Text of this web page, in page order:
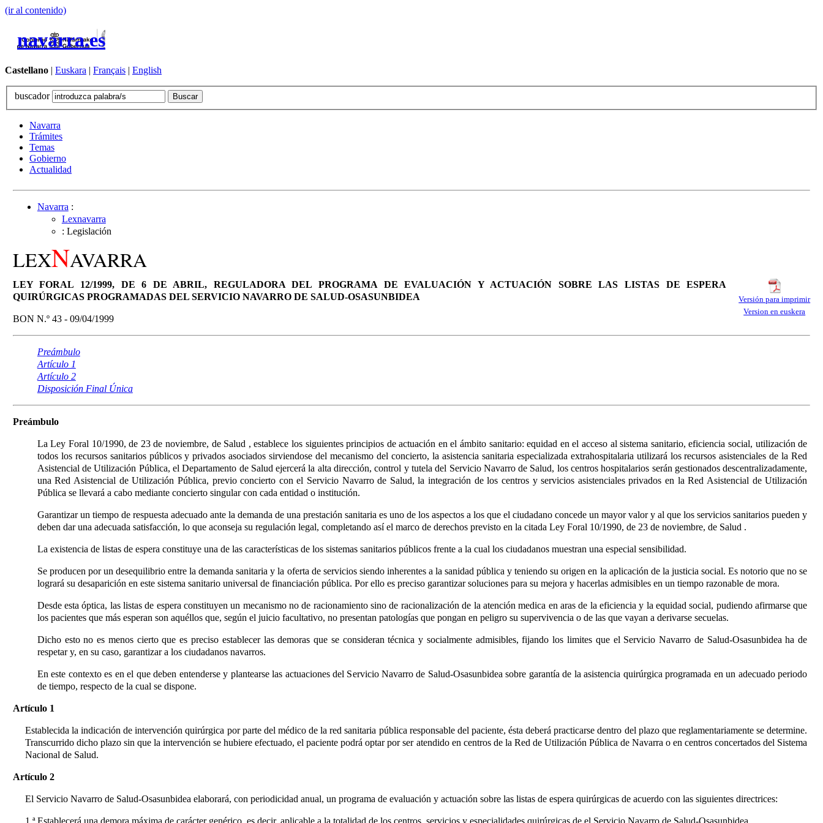
(ir al contenido)
navarra.es
Castellano | Euskara | Français | English
buscador
Navarra
Trámites
Temas
Gobierno
Actualidad
Navarra:
Lexnavarra
: Legislación
LEXNAVARRA
Versión para imprimir
Version en euskera
LEY FORAL 12/1999, DE 6 DE ABRIL, REGULADORA DEL PROGRAMA DE EVALUACIÓN Y ACTUACIÓN SOBRE LAS LISTAS DE ESPERA
QUIRÚRGICAS PROGRAMADAS DEL SERVICIO NAVARRO DE SALUD-OSASUNBIDEA
BON N.º 43 - 09/04/1999
Preámbulo
Artículo 1
Artículo 2
Disposición Final Única
Preámbulo
La Ley Foral 10/1990, de 23 de noviembre, de Salud , establece los siguientes principios de actuación en el ámbito sanitario: equidad en el acceso al sistema sanitario, eficiencia social, utilización de
todos los recursos sanitarios públicos y privados asociados sirviendose del mecanismo del concierto, la asistencia sanitaria especializada extrahospitalaria utilizará los recursos asistenciales de la Red
Asistencial de Utilización Pública, el Departamento de Salud ejercerá la alta dirección, control y tutela del Servicio Navarro de Salud, los centros hospitalarios serán gestionados descentralizadamente,
una Red Asistencial de Utilización Pública, previo concierto con el Servicio Navarro de Salud, la integración de los centros y servicios asistenciales privados en la Red Asistencial de Utilización
Pública se llevará a cabo mediante concierto singular con cada entidad o institución.
Garantizar un tiempo de respuesta adecuado ante la demanda de una prestación sanitaria es uno de los aspectos a los que el ciudadano concede un mayor valor y al que los servicios sanitarios pueden y
deben dar una adecuada satisfacción, lo que aconseja su regulación legal, completando así el marco de derechos previsto en la citada Ley Foral 10/1990, de 23 de noviembre, de Salud .
La existencia de listas de espera constituye una de las características de los sistemas sanitarios públicos frente a la cual los ciudadanos muestran una especial sensibilidad.
Se producen por un desequilibrio entre la demanda sanitaria y la oferta de servicios siendo inherentes a la sanidad pública y teniendo su origen en la aplicación de la justicia social. Es notorio que no se
logrará su desaparición en este sistema sanitario universal de financiación pública. Por ello es preciso garantizar soluciones para su mejora y hacerlas admisibles en un tiempo razonable de mora.
Desde esta óptica, las listas de espera constituyen un mecanismo no de racionamiento sino de racionalización de la atención medica en aras de la eficiencia y la equidad social, pudiendo afirmarse que
los pacientes que más esperan son aquéllos que, según el juicio facultativo, no presentan patologías que pongan en peligro su supervivencia o de las que vayan a derivarse secuelas.
Dicho esto no es menos cierto que es preciso establecer las demoras que se consideran técnica y socialmente admisibles, fijando los limites que el Servicio Navarro de Salud-Osasunbidea ha de
respetar y, en su caso, garantizar a los ciudadanos navarros.
En este contexto es en el que deben entenderse y plantearse las actuaciones del Servicio Navarro de Salud-Osasunbidea sobre garantía de la asistencia quirúrgica programada en un adecuado periodo
de tiempo, respecto de la cual se dispone.
Artículo 1
Establecida la indicación de intervención quirúrgica por parte del médico de la red sanitaria pública responsable del paciente, ésta deberá practicarse dentro del plazo que reglamentariamente se determine.
Transcurrido dicho plazo sin que la intervención se hubiere efectuado, el paciente podrá optar por ser atendido en centros de la Red de Utilización Pública de Navarra o en centros concertados del Sistema
Nacional de Salud.
Artículo 2
El Servicio Navarro de Salud-Osasunbidea elaborará, con periodicidad anual, un programa de evaluación y actuación sobre las listas de espera quirúrgicas de acuerdo con las siguientes directrices: